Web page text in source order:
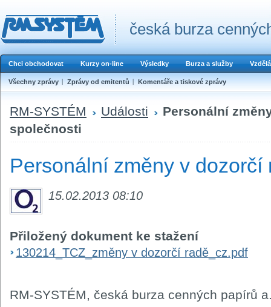
česká burza
Chci obchodovat Kurzy on-line Výsledky Burza a služby
Všechny zprávy Zprávy od emitentů Komentáře a tiskové zprávy
RM-SYSTÉM Události
Personální
společnosti
Personální změny v dozorčí
15.02.2013 08:10
Přiložený dokument ke stažení
130214_TCZ_změny v dozorčí radě_cz.pdf
RM-SYSTÉM, česká burza cenných papírů